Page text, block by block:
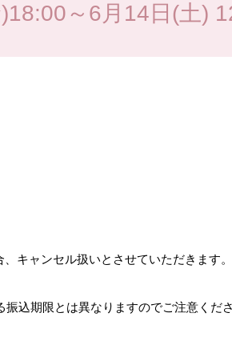
～6月14日(土)
キャンセル扱いとさせていただきます。
振込期限とは異なりますのでご注意くだ